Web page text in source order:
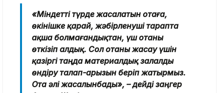
«Міндетті түрде жасалатын отаға,
өкінішке қарай, жәбірленуші тарапта
ақша болмағандықтан, үш отаны
өткізіп алдық. Сол отаны жасау үшін
қазіргі таңда материалдық залалды
өндіру талап-арызын беріп жатырмыз.
Ота әлі жасалынбады», – дейді заңгер